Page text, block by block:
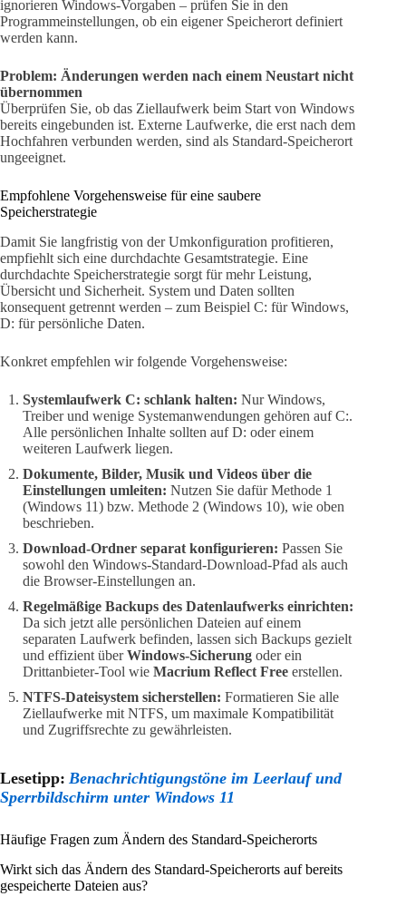
ignorieren Windows-Vorgaben – prüfen Sie in den
Programmeinstellungen, ob ein eigener Speicherort definiert
werden kann.
Problem: Änderungen werden nach einem Neustart nicht
übernommen
Überprüfen Sie, ob das Ziellaufwerk beim Start von Windows
bereits eingebunden ist. Externe Laufwerke, die erst nach dem
Hochfahren verbunden werden, sind als Standard-Speicherort
ungeeignet.
Empfohlene Vorgehensweise für eine saubere
Speicherstrategie
Damit Sie langfristig von der Umkonfiguration profitieren,
empfiehlt sich eine durchdachte Gesamtstrategie. Eine
durchdachte Speicherstrategie sorgt für mehr Leistung,
Übersicht und Sicherheit. System und Daten sollten
konsequent getrennt werden – zum Beispiel C: für Windows,
D: für persönliche Daten.
Konkret empfehlen wir folgende Vorgehensweise:
Systemlaufwerk C: schlank halten: Nur Windows,
Treiber und wenige Systemanwendungen gehören auf C:.
Alle persönlichen Inhalte sollten auf D: oder einem
weiteren Laufwerk liegen.
Dokumente, Bilder, Musik und Videos über die
Einstellungen umleiten: Nutzen Sie dafür Methode 1
(Windows 11) bzw. Methode 2 (Windows 10), wie oben
beschrieben.
Download-Ordner separat konfigurieren: Passen Sie
sowohl den Windows-Standard-Download-Pfad als auch
die Browser-Einstellungen an.
Regelmäßige Backups des Datenlaufwerks einrichten:
Da sich jetzt alle persönlichen Dateien auf einem
separaten Laufwerk befinden, lassen sich Backups gezielt
und effizient überWindows-Sicherung oder ein
Drittanbieter-Tool wie Macrium Reflect Free erstellen.
NTFS-Dateisystem sicherstellen: Formatieren Sie alle
Ziellaufwerke mit NTFS, um maximale Kompatibilität
und Zugriffsrechte zu gewährleisten.
Lesetipp: Benachrichtigungstöne im Leerlauf und
Sperrbildschirm unter Windows 11
Häufige Fragen zum Ändern des Standard-Speicherorts
Wirkt sich das Ändern des Standard-Speicherorts auf bereits
gespeicherte Dateien aus?